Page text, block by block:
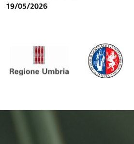
19/05/2026